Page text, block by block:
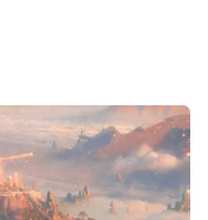
de Ryan Hu